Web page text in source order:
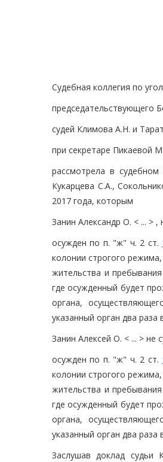
Судебная коллегия по
председательствующего
судей Климова А.Н. и
при секретаре Пикаевой
рассмотрела в
Кукарцева С.А.,
2017 года, которым
Занин Александр О. < ... > ,
осужден по п. "ж" ч. 2 ст.
колонии строгого
жительства и
где осужденный будет
органа,
указанный орган два раза
Занин Алексей О. < ... > не
осужден по п. "ж" ч. 2 ст.
колонии строгого
жительства и
где осужденный будет
органа,
указанный орган два раза
Заслушав доклад судьи